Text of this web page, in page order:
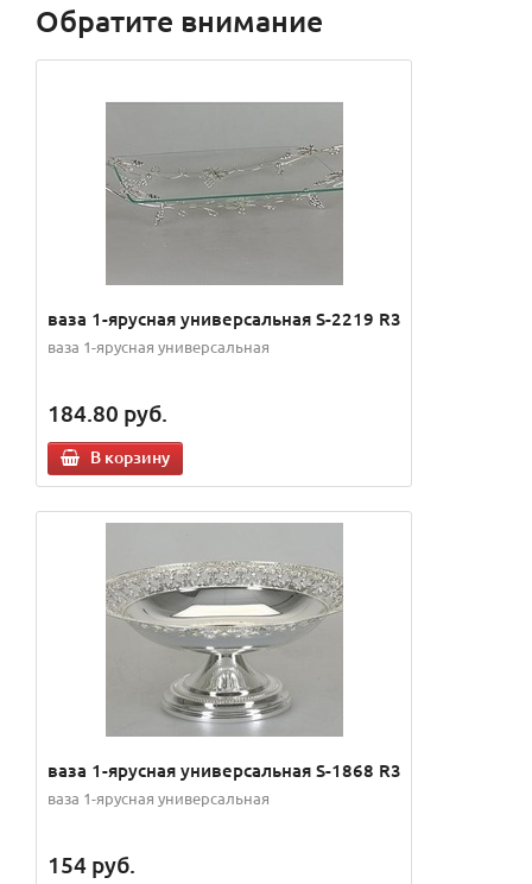
Обратите внимание
ваза 1-ярусная универсальная S-2219 R3
ваза 1-ярусная универсальная
184.80 руб.
В корзину
ваза 1-ярусная универсальная S-1868 R3
ваза 1-ярусная универсальная
154 руб.